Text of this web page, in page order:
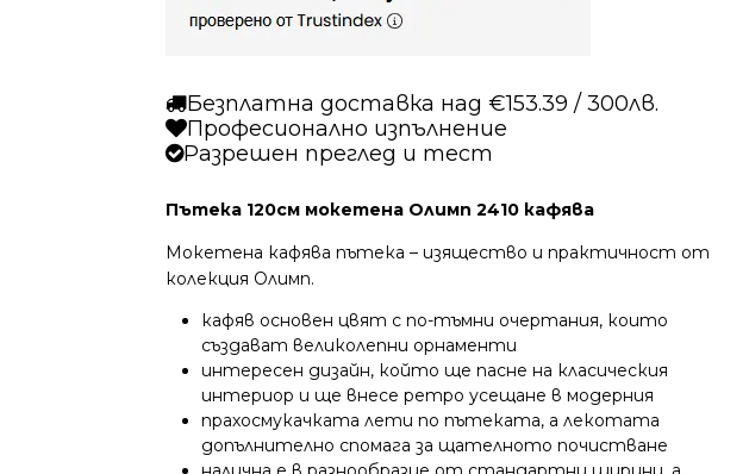
Безплатна доставка над €153.39 / 300лв.
Професионално изпълнение
Разрешен преглед и тест
Пътека 120см мокетена Олимп 2410 кафява
Мокетена кафява пътека – изящество и практичност от
колекция Олимп.
кафяв основен цвят с по-тъмни очертания, които
създават великолепни орнаменти
интересен дизайн, който ще пасне на класическия
интериор и ще внесе ретро усещане в модерния
прахосмукачката лети по пътеката, а лекотата
допълнително спомага за щателното почистване